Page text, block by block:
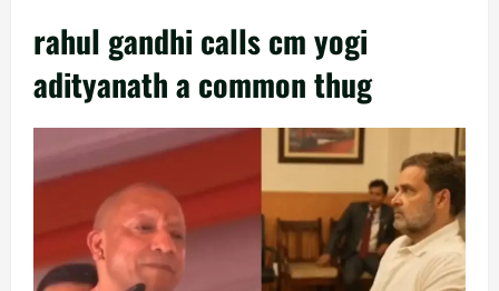
rahul gandhi calls cm yogi
adityanath a common thug